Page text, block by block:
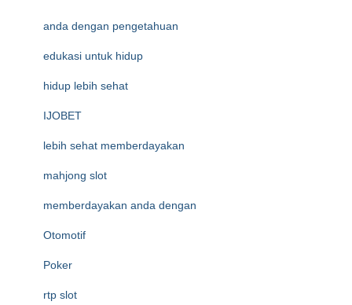
anda dengan pengetahuan
edukasi untuk hidup
hidup lebih sehat
IJOBET
lebih sehat memberdayakan
mahjong slot
memberdayakan anda dengan
Otomotif
Poker
rtp slot